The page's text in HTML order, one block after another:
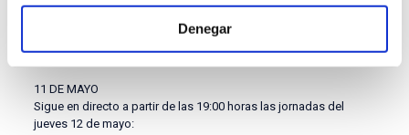
Denegar
11 DE MAYO
Sigue en directo a partir de las 19:00 horas las jornadas del
jueves 12 de mayo: